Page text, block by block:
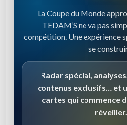
La Coupe du Monde
TEDAM’S ne va pas
compétition. Une expérience
se
Radar spécial,
contenus exclusifs… et
cartes qui commence
réveiller.